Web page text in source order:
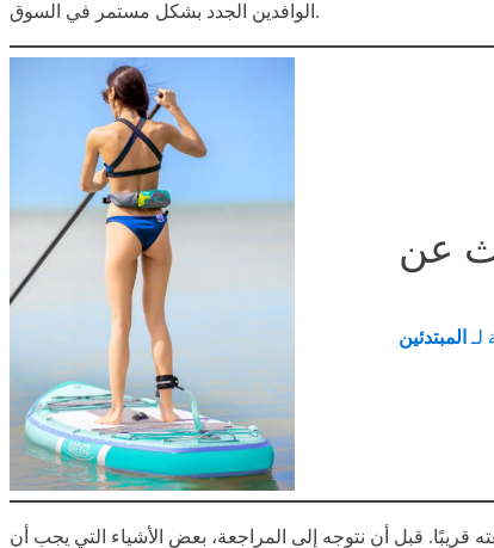
الوافدين الجدد بشكل مستمر في السوق.
لـ المبتدئين
قبل أن نتوجه إلى المراجعة، بعض الأشياء التي يجب أن